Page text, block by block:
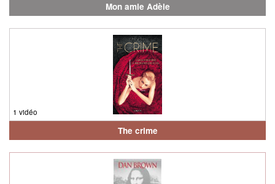
Mon amie Adèle
1 vidéo
The crime